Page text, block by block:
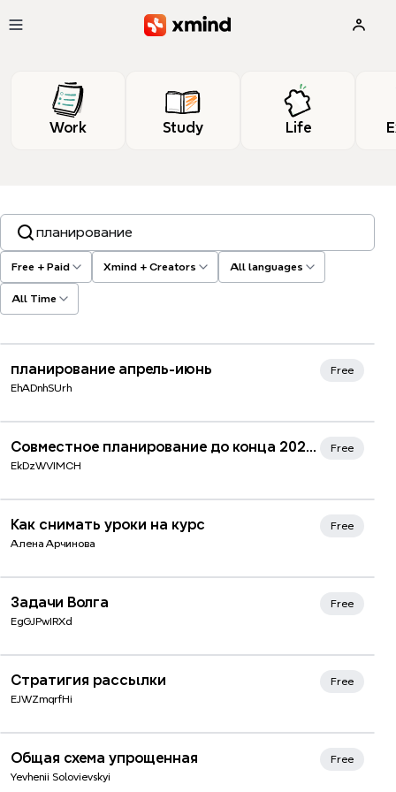
Work Study Life
Free + Paid Xmind + Creators All languages
All Time
Search templates, tags…
планирование апрель-июнь
EhADnhSUrh
Free
Совместное планирование до конца 2022 го
EkDzWVIMCH
Free
Как снимать уроки на курс
Aлена Арчинова
Free
Задачи Волга
EgGJPwIRXd
Free
Стратигия рассылки
EJWZmqrfHi
Free
Общая схема упрощенная
Yevhenii Solovievskyi
Free